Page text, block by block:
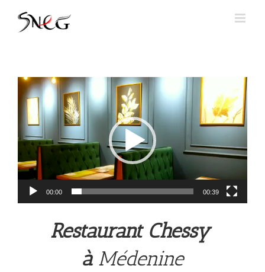
Lecteur
vidéo
00:00 00:39
Restaurant Chessy
à Médenine